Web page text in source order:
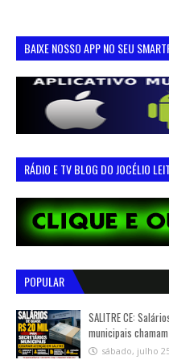
BAIXE NOSSO APP NO SEU
RÁDIO E TV BLOG DO JOCÉLIO
POPULAR
SALITRE CE:
municipais
sábado, julho